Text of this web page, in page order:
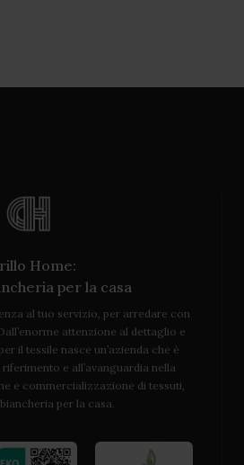
Home:
per la casa
al tuo servizio, per arredare con
attenzione al dettaglio e
il tessile nasce un’azienda che è
e all’avanguardia nella
e commercializzazione di tessuti,
per la casa.